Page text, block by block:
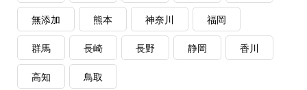
無添加 熊本 神奈川 福岡
群馬 長崎 長野 静岡 香川
高知 鳥取